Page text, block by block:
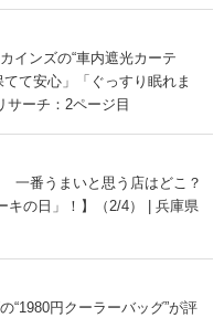
インズの“車内遮光カーテ
て安心」「ぐっすり眠れま
サーチ：2ページ目
一番うまいと思う店はどこ？
キの日」！】（2/4） | 兵庫県
“1980円クーラーバッグ”が評